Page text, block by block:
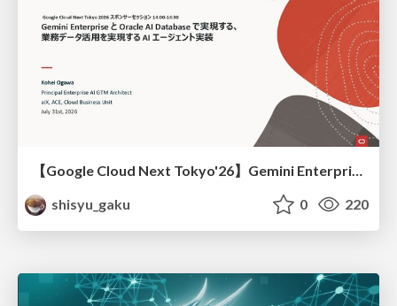
shisyu_gaku
0 220